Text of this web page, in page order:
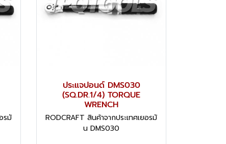
รมั
ประแจปอนด์ DMS030
(SQ.DR.1/4) TORQUE
WRENCH
RODCRAFT สินค้าจากประเทศเยอรมั
น DMS030